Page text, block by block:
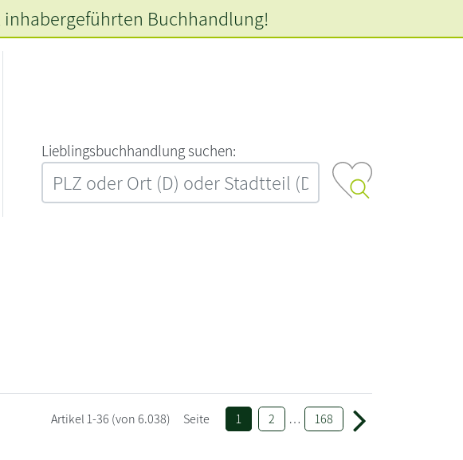
L‍i‍e‍b‍l‍i‍n‍g‍s‍b‍u‍c‍h‍h‍a‍n‍d‍l‍u‍n‍g‍ ‍s‍u‍c‍h‍e‍n‍:‍
inhabergeführten Buchhandlung!
Artikel1-36 (von 6.038) Seite 1 2 … 168